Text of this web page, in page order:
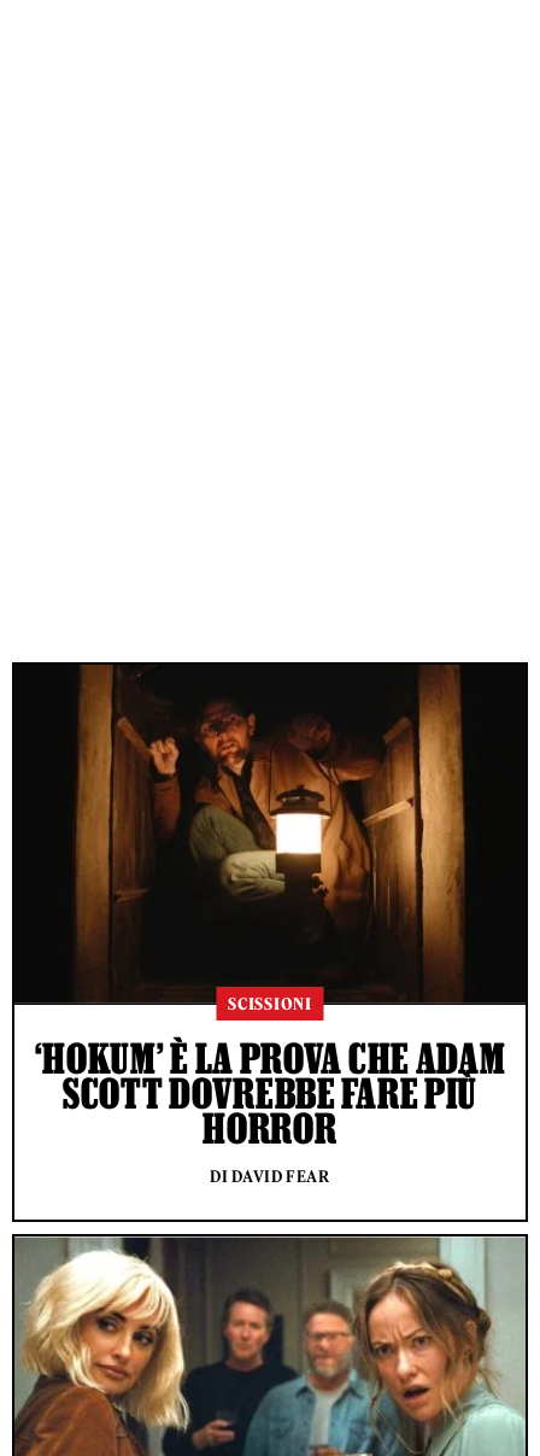
SCISSIONI
‘HOKUM’ È LA PROVA CHE ADAM
SCOTT DOVREBBE FARE PIÙ
HORROR
DI DAVID FEAR